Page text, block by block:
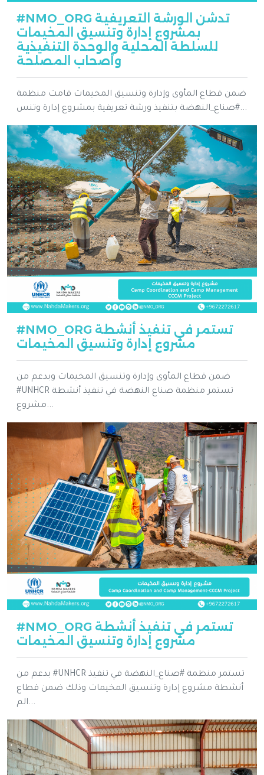
#NMO_ORG تدشن الورشة التعريفية
بمشروع إدارة وتنسيق المخيمات
للسلطة المحلية والوحدة التنفيذية
وأصحاب المصلحة
ضمن قطاع المأوى وإدارة وتنسيق المخيمات قامت منظمة
#صناع_النهضة بتنفيذ ورشة تعريفية بمشروع إدارة وتنس...
#NMO_ORG تستمر في تنفيذ أنشطة
مشروع إدارة وتنسيق المخيمات
ضمن قطاع المأوى وإدارة وتنسيق المخيمات وبدعم من
#UNHCR تستمر منظمة صناع النهضة في تنفيذ أنشطة
مشروع...
#NMO_ORG تستمر في تنفيذ أنشطة
مشروع إدارة وتنسيق المخيمات
بدعم من #UNHCR تستمر منظمة #صناع_النهضة في تنفيذ
أنشطة مشروع إدارة وتنسيق المخيمات وذلك ضمن قطاع
الم...